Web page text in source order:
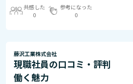
共感した
0
参考になった
0
藤沢工業株式会社
現職社員の口コミ・評判
働く魅力